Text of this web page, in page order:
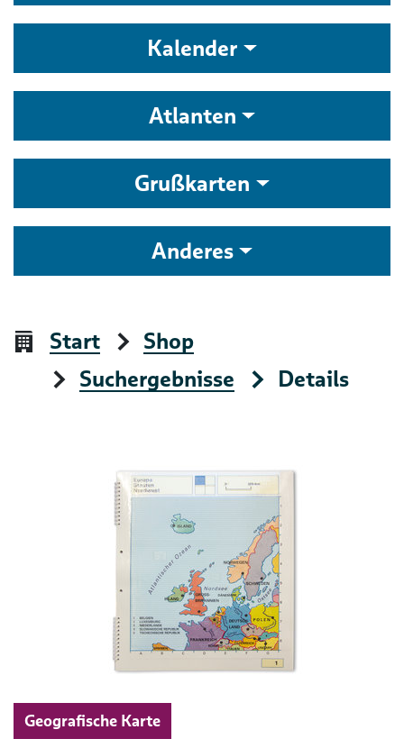
Kalender
Atlanten
Grußkarten
Anderes
Start
Shop
Suchergebnisse
Details
Geografische Karte